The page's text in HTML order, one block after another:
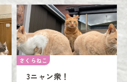
さくらねこ
3ニャン衆！